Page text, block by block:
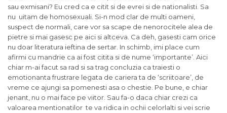
sau exmisani? Eu cred ca e citit si de evrei si de nationalisti. Sa
nu uitam de homosexuali. Si-n mod clar de multi oameni,
suspect de normali, care vor sa scape de nenorocitele alea de
pietre si mai gasesc pe aici si altceva. Ca deh, gasesti cam orice
nu doar literatura ieftina de sertar. In schimb, imi place cum
afirmi cu mandrie ca ai fost citita si de nume ‘importante’. Aici
chiar m-ai facut sa rad si sa trag concluzia ca traiesti o
emotionanta frustrare legata de cariera ta de ‘scriitoare’, de
vreme ce ajungi sa pomenesti asa o chestie. Pe bune, e chiar
jenant, nu o mai face pe viitor. Sau fa-o daca chiar crezi ca
valoarea mentionatilor te va ridica in ochii celorlalti si vei scrie